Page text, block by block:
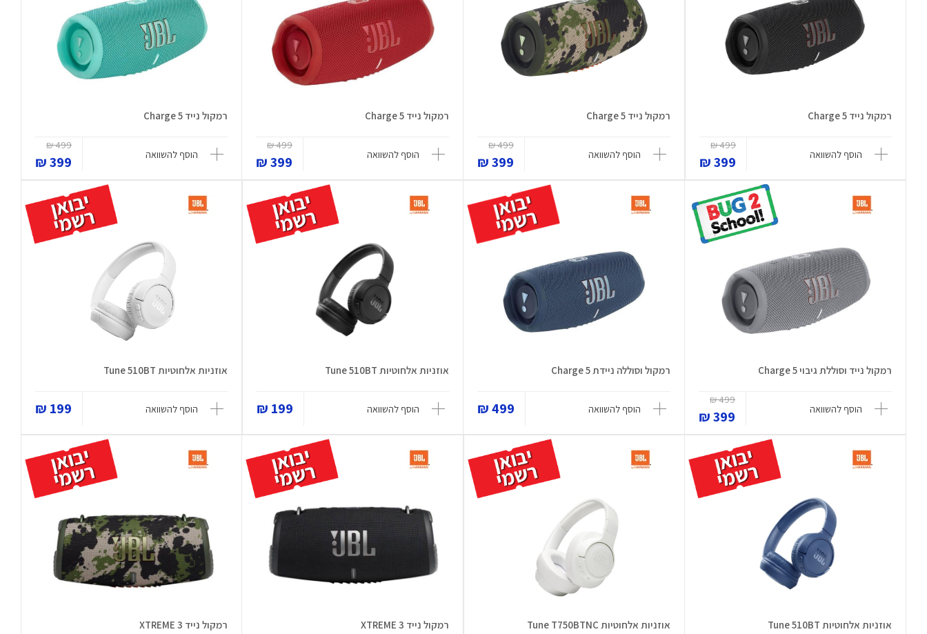
רמקול נייד Charge 5
הוסף להשוואה
499 ₪
399 ₪
רמקול נייד Charge 5
הוסף להשוואה
499 ₪
399 ₪
רמקול נייד Charge 5
הוסף להשוואה
499 ₪
399 ₪
רמקול נייד Charge 5
הוסף להשוואה
499 ₪
399 ₪
רמקול נייד וסוללת גיבוי Charge 5
הוסף להשוואה
499 ₪
399 ₪
רמקול וסוללה ניידת Charge 5
הוסף להשוואה 499 ₪
אוזניות אלחוטיות Tune 510BT
הוסף להשוואה 199 ₪
אוזניות אלחוטיות Tune 510BT
הוסף להשוואה 199 ₪
אוזניות אלחוטיות Tune 510BT אוזניות אלחוטיות Tune T750BTNC רמקול נייד XTREME 3 רמקול נייד XTREME 3